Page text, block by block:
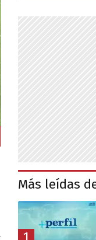
Más leídas